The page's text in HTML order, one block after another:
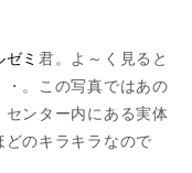
ミ 君。よ～く見ると
。この写真ではあの
ンター内にある実体
のキラキラなので